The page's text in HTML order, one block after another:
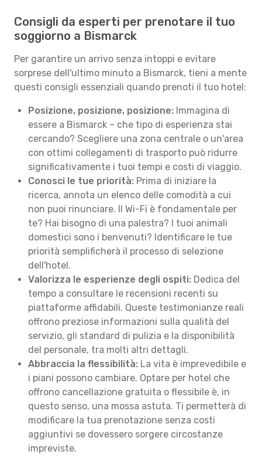
Consigli da esperti per prenotare il tuo
soggiorno a Bismarck
Per garantire un arrivo senza intoppi e evitare
sorprese dell'ultimo minuto a Bismarck, tieni a mente
questi consigli essenziali quando prenoti il tuo hotel:
Posizione, posizione, posizione: Immagina di
essere a Bismarck – che tipo di esperienza stai
cercando? Scegliere una zona centrale o un'area
con ottimi collegamenti di trasporto può ridurre
significativamente i tuoi tempi e costi di viaggio.
Conosci le tue priorità: Prima di iniziare la
ricerca, annota un elenco delle comodità a cui
non puoi rinunciare. Il Wi-Fi è fondamentale per
te? Hai bisogno di una palestra? I tuoi animali
domestici sono i benvenuti? Identificare le tue
priorità semplificherà il processo di selezione
dell'hotel.
Valorizza le esperienze degli ospiti: Dedica del
tempo a consultare le recensioni recenti su
piattaforme affidabili. Queste testimonianze reali
offrono preziose informazioni sulla qualità del
servizio, gli standard di pulizia e la disponibilità
del personale, tra molti altri dettagli.
Abbraccia la flessibilità: La vita è imprevedibile e
i piani possono cambiare. Optare per hotel che
offrono cancellazione gratuita o flessibile è, in
questo senso, una mossa astuta. Ti permetterà di
modificare la tua prenotazione senza costi
aggiuntivi se dovessero sorgere circostanze
impreviste.